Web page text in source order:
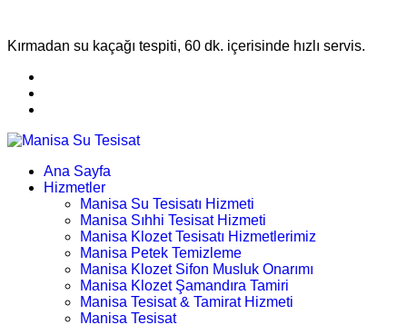
Kırmadan su kaçağı tespiti, 60 dk. içerisinde hızlı servis.
Ana Sayfa
Hizmetler
Manisa Su Tesisatı Hizmeti
Manisa Sıhhi Tesisat Hizmeti
Manisa Klozet Tesisatı Hizmetlerimiz
Manisa Petek Temizleme
Manisa Klozet Sifon Musluk Onarımı
Manisa Klozet Şamandıra Tamiri
Manisa Tesisat & Tamirat Hizmeti
Manisa Tesisat